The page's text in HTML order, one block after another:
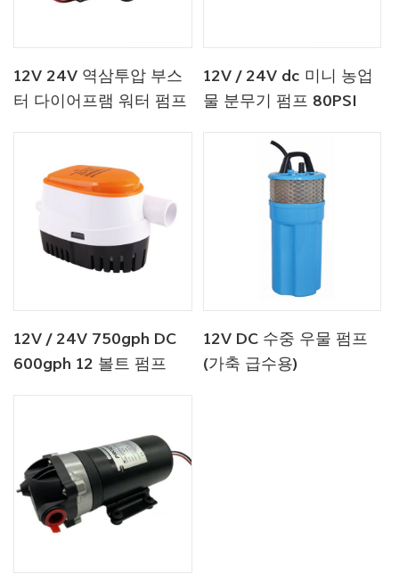
12V 24V 역삼투압 부스
터 다이어프램 워터 펌프
12V / 24V dc 미니 농업
물 분무기 펌프 80PSI
12V / 24V 750gph DC
600gph 12 볼트 펌프
12V DC 수중 우물 펌프
(가축 급수용)